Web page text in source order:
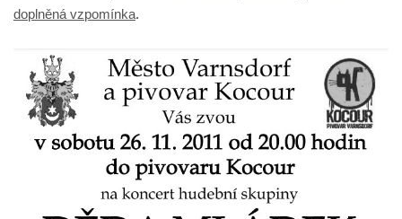
doplněná vzpomínka.